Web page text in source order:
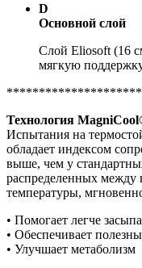
D
Основной слой
Слой Eliosoft (16
мягкую
Технология
Испытания на
обладает индексом
выше, чем у
распределенных между
температуры,
• Помогает легче
• Обеспечивает
• Улучшает метаболизм